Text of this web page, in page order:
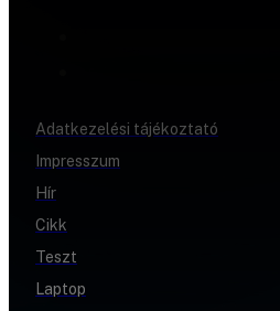
Adatkezelési tájékoztató
Impresszum
Hír
Cikk
Teszt
Laptop